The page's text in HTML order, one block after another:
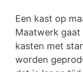
Een kast op
Maatwerk gaat
kasten met
worden